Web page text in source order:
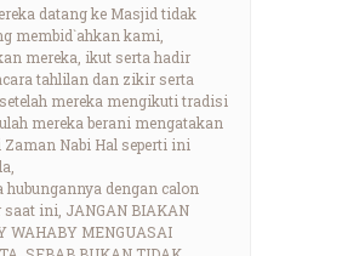
datang ke Masjid tidak
membid`ahkan kami,
mereka, ikut serta hadir
tahlilan dan zikir serta
mereka mengikuti tradisi
mereka berani mengatakan
Zaman Nabi Hal seperti ini
hubungannya dengan calon
saat ini, JANGAN BIAKAN
WAHABY MENGUASAI